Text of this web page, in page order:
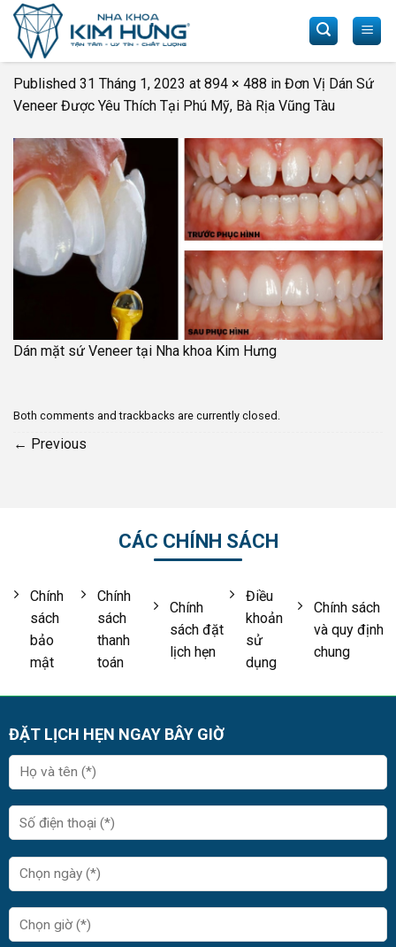
Skip
content
Published 31 Tháng 1, 2023 at 894 × 488 in Đơn Vị Dán Sứ
Veneer Được Yêu Thích Tại Phú Mỹ, Bà Rịa Vũng Tàu
Dán mặt sứ Veneer tại Nha khoa Kim Hưng
Both comments and trackbacks are currently closed.
← Previous
CÁC CHÍNH SÁCH
Chính
sách
bảo
mật
Chính
sách
thanh
toán
Chính
sách đặt
lịch hẹn
Điều
khoản
sử
dụng
Chính sách
và quy định
chung
ĐẶT LỊCH HẸN NGAY BÂY GIỜ